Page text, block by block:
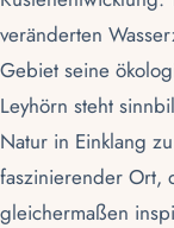
veränderten
Gebiet seine
Leyhörn steht
Natur in Einklang
faszinierender Ort,
gleichermaßen